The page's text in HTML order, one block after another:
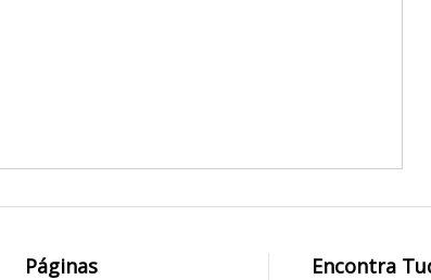
Páginas Encontra